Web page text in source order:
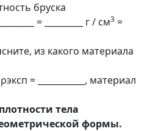
бруска
= _________ г / см3 =
из какого материала
= ___________, материал
тела
формы.